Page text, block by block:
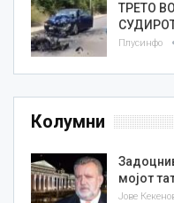
ТРЕТО
Плусинфо
Колумни
мојот
Јове